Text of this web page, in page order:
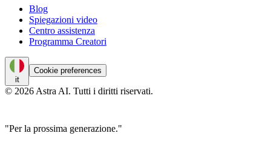
Blog
Spiegazioni video
Centro assistenza
Programma Creatori
it
Cookie preferences
© 2026 Astra AI. Tutti i diritti riservati.
"Per la prossima generazione."